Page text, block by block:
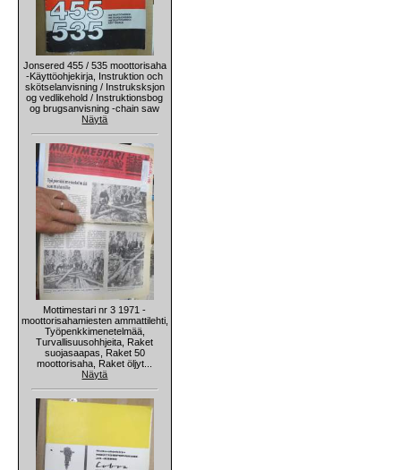
Jonsered 455 / 535 moottorisaha
-Käyttöohjekirja, Instruktion och
skötselanvisning / Instruksksjon
og vedlikehold / Instruktionsbog
og brugsanvisning -chain saw
Näytä
Mottimestari nr 3 1971 -
moottorisahamiesten ammattilehti,
Työpenkkimenetelmää,
Turvallisuusohhjeita, Raket
suojasaapas, Raket 50
moottorisaha, Raket öljyt...
Näytä